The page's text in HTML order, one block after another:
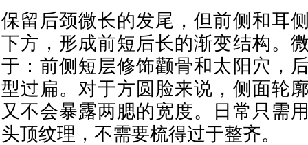
保留后颈微长的发尾，但前侧和耳
下方，形成前短后长的渐变结构。
于：前侧短层修饰颧骨和太阳穴，
型过扁。对于方圆脸来说，侧面轮
又不会暴露两腮的宽度。日常只需
头顶纹理，不需要梳得过于整齐。